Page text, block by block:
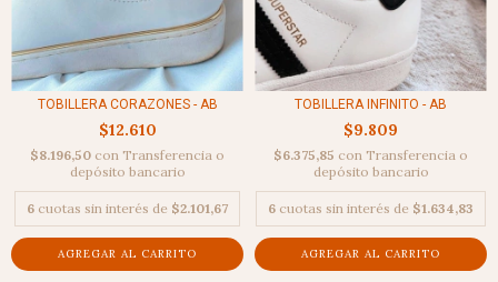
TOBILLERA CORAZONES - AB
$12.610
$8.196,50 con Transferencia o
depósito bancario
6 cuotas sin interés de $2.101,67
TOBILLERA INFINITO - AB
$9.809
$6.375,85 con Transferencia o
depósito bancario
6 cuotas sin interés de $1.634,83